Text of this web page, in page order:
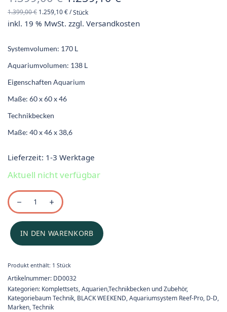
Preis war:
1.399,00€ 1.259,10€/Stück
inkl. 19 % MwSt. zzgl.Versandkosten
Systemvolumen: 170 L
Aquariumvolumen: 138 L
Eigenschaften Aquarium
Maße: 60 x 60 x 46
Technikbecken
Maße: 40 x 46 x 38,6
Lieferzeit: 1-3 Werktage
Aktuell nicht verfügbar
IN DEN WARENKORB
Produkt enthält: 1Stück
Artikelnummer: DD0032
Kategorien: Komplettsets,Aquarien,Technikbecken und Zubehör,
Kategoriebaum Technik, BLACK WEEKEND,Aquariumsystem Reef-Pro, D-D,
Marken,Technik